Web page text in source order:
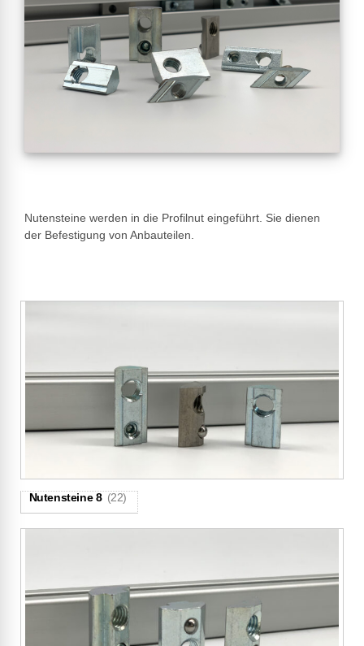
Nutensteine werden in die Profilnut eingeführt. Sie dienen
der Befestigung von Anbauteilen.
Nutensteine 8 (22)